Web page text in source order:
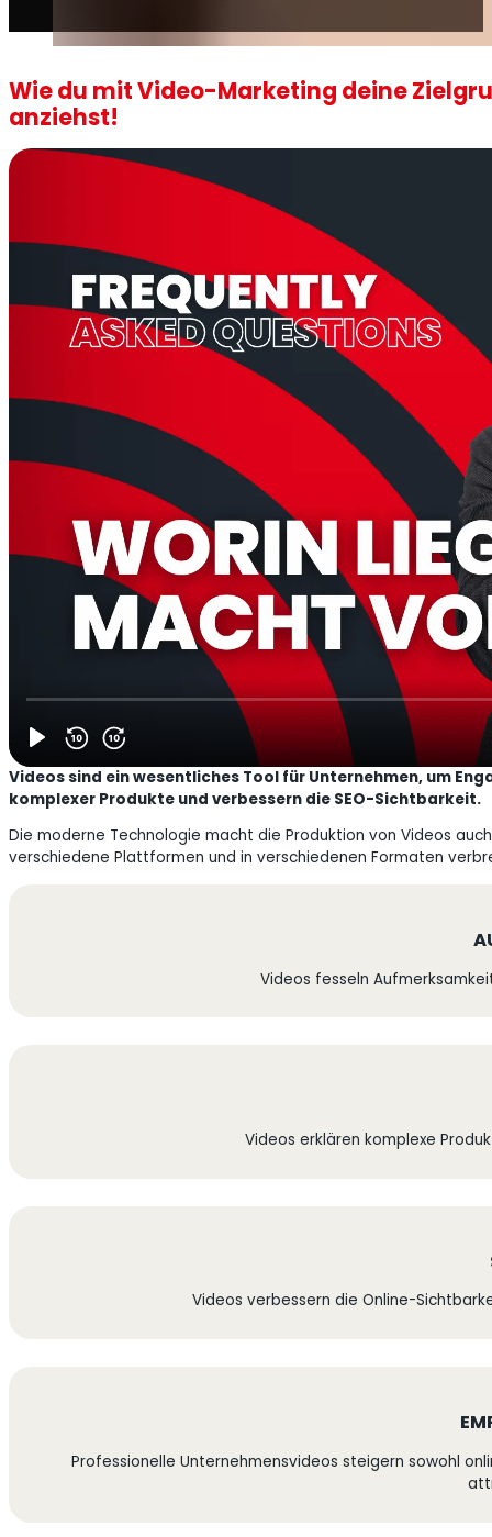
Wie du mit Video-Marketing deine
anziehst!
Videos sind ein wesentliches Tool für Unternehmen, um
komplexer Produkte und verbessern die SEO-Sichtbarkeit.
Die moderne Technologie macht die Produktion von Videos
verschiedene Plattformen und in verschiedenen Formaten
Videos fesseln
Videos erklären komplexe
Videos verbessern die Online-
Professionelle Unternehmensvideos steigern sowohl